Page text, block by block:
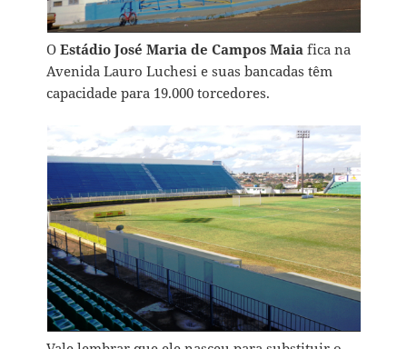
OEstádio José Maria de Campos Maia fica na
Avenida Lauro Luchesi e suas bancadas têm
capacidade para 19.000 torcedores.